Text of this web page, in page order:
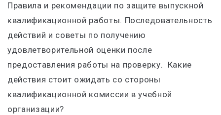
Правила и рекомендации по защите выпускной
квалификационной работы. Последовательность
действий и советы по получению
удовлетворительной оценки после
предоставления работы на проверку. Какие
действия стоит ожидать со стороны
квалификационной комиссии в учебной
организации?